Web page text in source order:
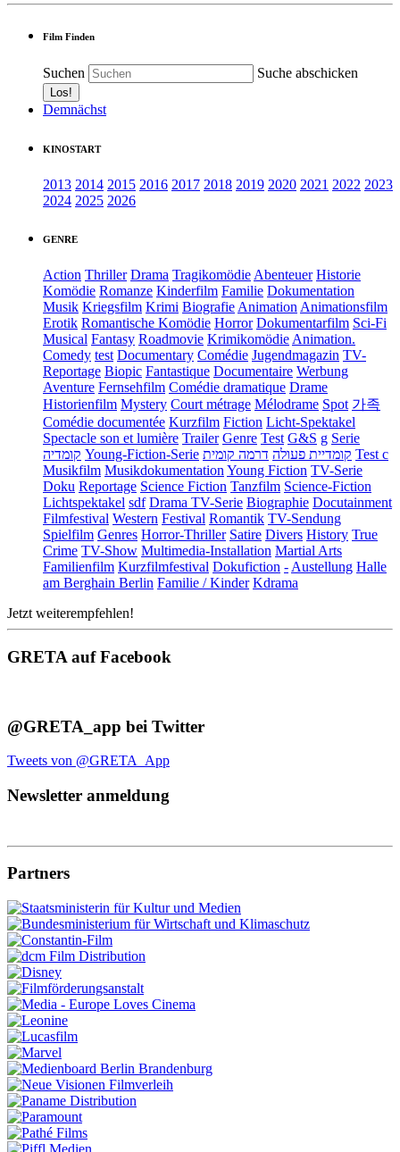
Film Finden
Suchen Suche abschicken
Demnächst
KINOSTART
2013 2014 2015 2016 2017 2018 2019 2020 2021 2022 2023
2024 2025 2026
GENRE
Action Thriller Drama TragikomödieAbenteuer Historie
Komödie Romanze Kinderfilm Familie Dokumentation
Musik Kriegsfilm Krimi BiografieAnimationAnimationsfilm
Erotik Romantische Komödie Horror Dokumentarfilm Sci-Fi
Musical Fantasy Roadmovie KrimikomödieAnimation.
Comedy test Documentary Comédie Jugendmagazin TV-
Reportage Biopic Fantastique Documentaire Werbung
Aventure Fernsehfilm Comédie dramatique Drame
Historienfilm Mystery Court métrage Mélodrame Spot 가족
Comédie documentée Kurzfilm Fiction Licht-Spektakel
Spectacle son et lumière Trailer Genre Test G&S g Serie
קומדיה Young-Fiction-Serie קומדיית פעולה דרמה קומית
Test c
Musikfilm MusikdokumentationYoung Fiction TV-Serie
Doku Reportage Science Fiction Tanzfilm Science-Fiction
Lichtspektakel sdf Drama TV-Serie Biographie Docutainment
Filmfestival Western Festival Romantik TV-Sendung
Spielfilm Genres Horror-Thriller Satire Divers History True
Crime TV-Show Multimedia-Installation Martial Arts
Familienfilm Kurzfilmfestival Dokufiction -Austellung Halle
am Berghain Berlin Familie / Kinder Kdrama
Jetzt weiterempfehlen!
GRETA auf Facebook
@GRETA_app bei Twitter
Tweets von @GRETA_App
Newsletter anmeldung
Partners